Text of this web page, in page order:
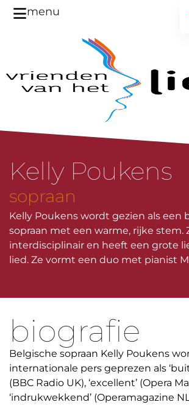
menu
Kelly Poukens
sopraan
Kelly Poukens wordt gezien als een
sopraan met een warme, rijke stem.
interdisciplinair en heeft een grote
lied. Ze vormt een duo met pianist
biografie
Belgische sopraan Kelly Poukens
internationale pers geprezen als
(BBC Radio UK), ‘excellent’ (Opera
‘indrukwekkend’ (Operamagazine